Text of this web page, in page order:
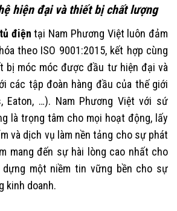
hiện đại và thiết bị chất lượng
điện tại Nam Phương Việt luôn đảm
theo ISO 9001:2015, kết hợp cùng
bị móc móc được đầu tư hiện đại và
các tập đoàn hàng đầu của thế giới
Eaton, …). Nam Phương Việt với sứ
là trọng tâm cho mọi hoạt động, lấy
và dịch vụ làm nền tảng cho sự phát
mang đến sự hài lòng cao nhất cho
dựng một niềm tin vững bền cho sự
kinh doanh.